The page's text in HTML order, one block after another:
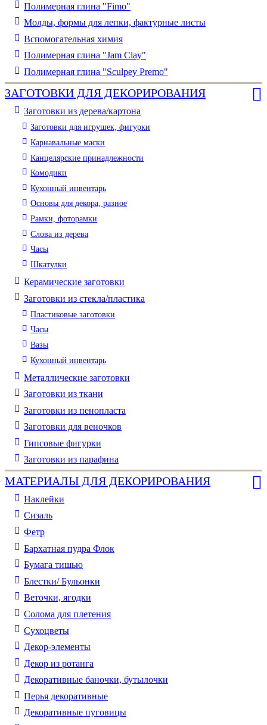
Полимерная глина "Fimo"
Молды, формы для лепки, фактурные листы
Вспомогательная химия
Полимерная глина "Jam Clay"
Полимерная глина "Sculpey Premo"
ЗАГОТОВКИ ДЛЯ ДЕКОРИРОВАНИЯ
Заготовки из дерева/картона
Заготовки для игрушек, фигурки
Карнавальные маски
Канцелярские принадлежности
Комодики
Кухонный инвентарь
Основы для декора, разное
Рамки, фоторамки
Слова из дерева
Часы
Шкатулки
Керамические заготовки
Заготовки из стекла/пластика
Пластиковые заготовки
Часы
Вазы
Кухонный инвентарь
Металлические заготовки
Заготовки из ткани
Заготовки из пенопласта
Заготовки для веночков
Гипсовые фигурки
Заготовки из парафина
МАТЕРИАЛЫ ДЛЯ ДЕКОРИРОВАНИЯ
Наклейки
Сизаль
Фетр
Бархатная пудра Флок
Бумага тишью
Блестки/ Бульонки
Веточки, ягодки
Солома для плетения
Cухоцветы
Декор-элементы
Декор из ротанга
Декоративные баночки, бутылочки
Перья декоративные
Декоративные пуговицы